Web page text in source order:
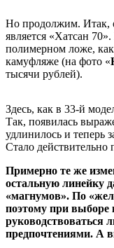
Но продолжим. Итак,
является «Хатсан
полимерном ложе,
камуфляже (на фото «
тысячи рублей).
Здесь, как в 33-й
Так, появилась
удлинилось и теперь
Стало действительно
Примерно те же
остальную линейку
«магнумов». По
поэтому при выборе
руководствоваться
предпочтениями. А